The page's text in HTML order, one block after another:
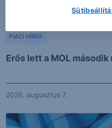
Erős lett a MOL
PIACI HÍREK
2026. augusztus 7.